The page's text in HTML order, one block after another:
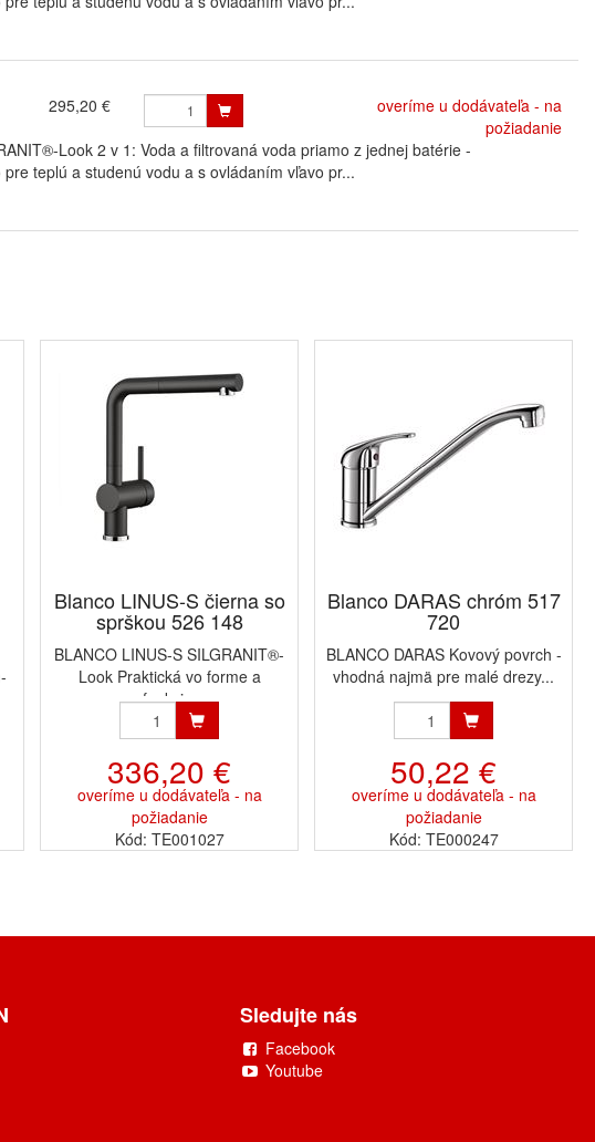
295,20 €
overíme u dodávateľa - na
požiadanie
Look 2 v 1: Voda a filtrovaná voda priamo z jednej batérie -
teplú a studenú vodu a s ovládaním vľavo pr...
Blanco LINUS-S čierna so
sprškou 526 148
BLANCO LINUS-S SILGRANIT®-
Look Praktická vo forme a
funkci...
336,20 €
overíme u dodávateľa - na
požiadanie
Kód: TE001027
Blanco DARAS chróm 517
720
BLANCO DARAS Kovový povrch -
vhodná najmä pre malé drezy...
50,22 €
overíme u dodávateľa - na
požiadanie
Kód: TE000247
Sledujte nás
Facebook
Youtube